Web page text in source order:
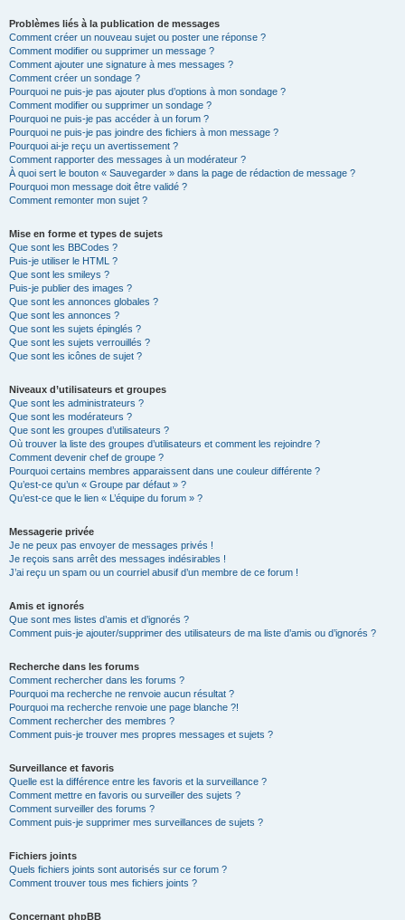
Problèmes liés à la publication de messages
Comment créer un nouveau sujet ou poster une réponse ?
Comment modifier ou supprimer un message ?
Comment ajouter une signature à mes messages ?
Comment créer un sondage ?
Pourquoi ne puis-je pas ajouter plus d’options à mon sondage ?
Comment modifier ou supprimer un sondage ?
Pourquoi ne puis-je pas accéder à un forum ?
Pourquoi ne puis-je pas joindre des fichiers à mon message ?
Pourquoi ai-je reçu un avertissement ?
Comment rapporter des messages à un modérateur ?
À quoi sert le bouton « Sauvegarder » dans la page de rédaction de message ?
Pourquoi mon message doit être validé ?
Comment remonter mon sujet ?
Mise en forme et types de sujets
Que sont les BBCodes ?
Puis-je utiliser le HTML ?
Que sont les smileys ?
Puis-je publier des images ?
Que sont les annonces globales ?
Que sont les annonces ?
Que sont les sujets épinglés ?
Que sont les sujets verrouillés ?
Que sont les icônes de sujet ?
Niveaux d’utilisateurs et groupes
Que sont les administrateurs ?
Que sont les modérateurs ?
Que sont les groupes d’utilisateurs ?
Où trouver la liste des groupes d’utilisateurs et comment les rejoindre ?
Comment devenir chef de groupe ?
Pourquoi certains membres apparaissent dans une couleur différente ?
Qu’est-ce qu’un « Groupe par défaut » ?
Qu’est-ce que le lien « L’équipe du forum » ?
Messagerie privée
Je ne peux pas envoyer de messages privés !
Je reçois sans arrêt des messages indésirables !
J’ai reçu un spam ou un courriel abusif d’un membre de ce forum !
Amis et ignorés
Que sont mes listes d’amis et d’ignorés ?
Comment puis-je ajouter/supprimer des utilisateurs de ma liste d’amis ou d’ignorés ?
Recherche dans les forums
Comment rechercher dans les forums ?
Pourquoi ma recherche ne renvoie aucun résultat ?
Pourquoi ma recherche renvoie une page blanche ?!
Comment rechercher des membres ?
Comment puis-je trouver mes propres messages et sujets ?
Surveillance et favoris
Quelle est la différence entre les favoris et la surveillance ?
Comment mettre en favoris ou surveiller des sujets ?
Comment surveiller des forums ?
Comment puis-je supprimer mes surveillances de sujets ?
Fichiers joints
Quels fichiers joints sont autorisés sur ce forum ?
Comment trouver tous mes fichiers joints ?
Concernant phpBB